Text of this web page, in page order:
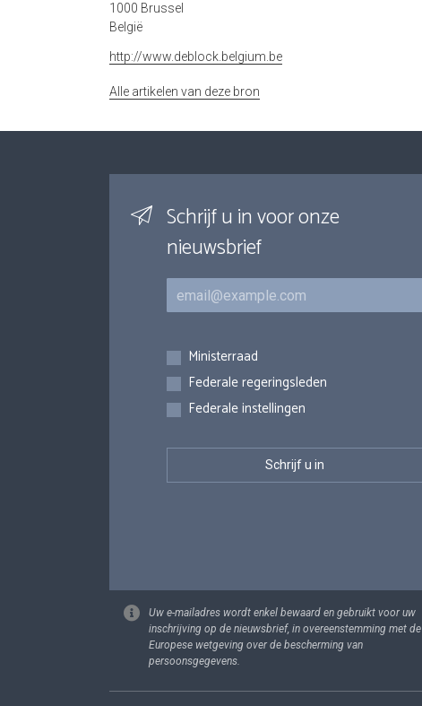
1000 Brussel
België
http://www.deblock.belgium.be
Alle artikelen van deze bron
Schrijf u in voor onze
nieuwsbrief
E-mail
Inschrijvingen
Ministerraad
Federale regeringsleden
Federale instellingen
Uw e-mailadres wordt enkel bewaard en gebruikt voor uw
inschrijving op de nieuwsbrief, in overeenstemming met de
Europese wetgeving over de bescherming van
persoonsgegevens.